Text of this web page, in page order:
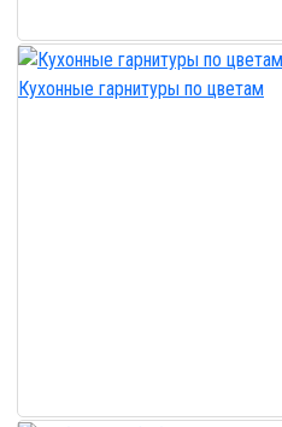
Кухонные гарнитуры по цветам